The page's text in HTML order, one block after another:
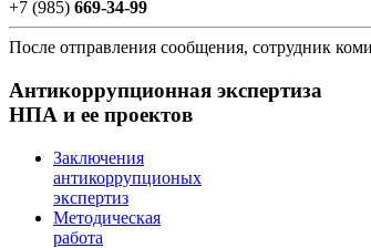
+7 (985) 669-34-99
После отправления сообщения, сотрудник
Антикоррупционная экспертиза
НПА и ее проектов
Заключения
антикоррупционых
экспертиз
Методическая
работа